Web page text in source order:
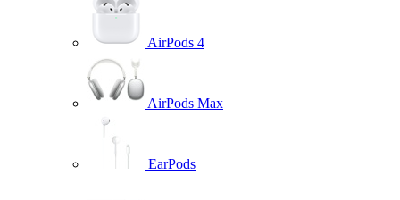
AirPods 4
AirPods Max
EarPods